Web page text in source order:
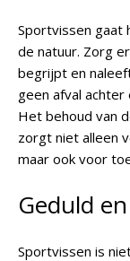
Sportvissen gaat
de natuur. Zorg
begrijpt en
geen afval
Het behoud van
zorgt niet alleen
maar ook voor
Geduld
Sportvissen is